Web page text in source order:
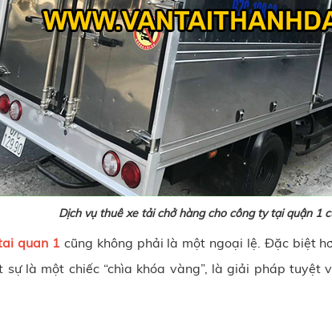
Dịch vụ thuê xe tải chở hàng cho công ty tại quận 1
quan 1 cũng không phải là một ngoại lệ. Đặc biệt
là một chiếc “chìa khóa vàng”, là giải pháp tuyệt